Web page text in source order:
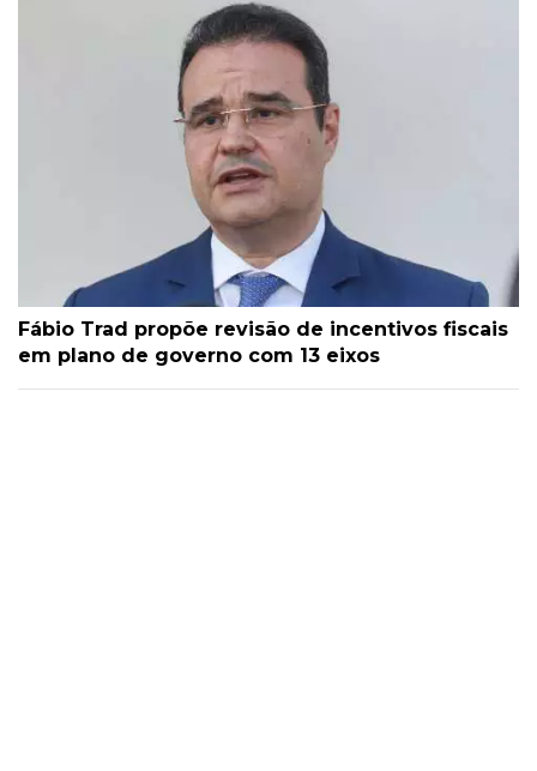
Fábio Trad propõe revisão de incentivos fiscais
em plano de governo com 13 eixos